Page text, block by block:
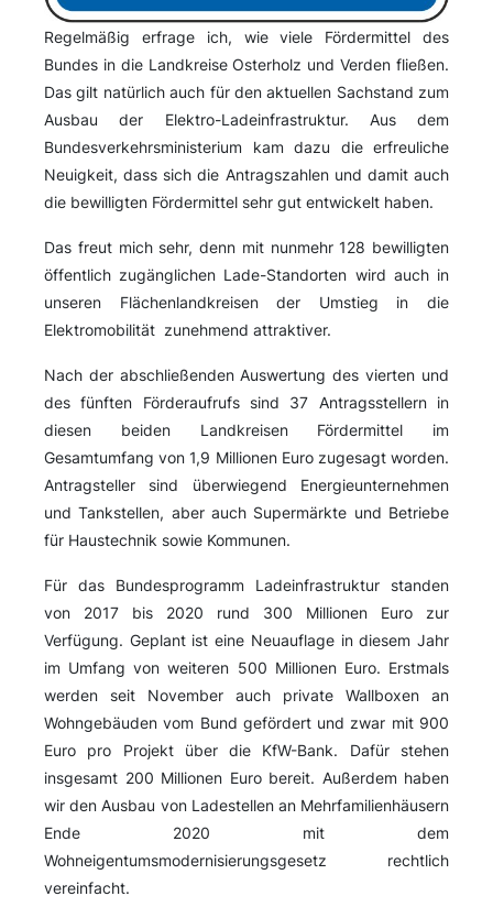
Regelmäßig erfrage ich, wie viele Fördermittel des
Bundes in die Landkreise Osterholz und Verden fließen.
Das gilt natürlich auch für den aktuellen Sachstand zum
Ausbau der Elektro-Ladeinfrastruktur. Aus dem
Bundesverkehrsministerium kam dazu die erfreuliche
Neuigkeit, dass sich die Antragszahlen und damit auch
die bewilligten Fördermittel sehr gut entwickelt haben.
Das freut mich sehr, denn mit nunmehr 128 bewilligten
öffentlich zugänglichen Lade-Standorten wird auch in
unseren Flächenlandkreisen der Umstieg in die
Elektromobilität zunehmend attraktiver.
Nach der abschließenden Auswertung des vierten und
des fünften Förderaufrufs sind 37 Antragsstellern in
diesen beiden Landkreisen Fördermittel im
Gesamtumfang von 1,9 Millionen Euro zugesagt worden.
Antragsteller sind überwiegend Energieunternehmen
und Tankstellen, aber auch Supermärkte und Betriebe
für Haustechnik sowie Kommunen.
Für das Bundesprogramm Ladeinfrastruktur standen
von 2017 bis 2020 rund 300 Millionen Euro zur
Verfügung. Geplant ist eine Neuauflage in diesem Jahr
im Umfang von weiteren 500 Millionen Euro. Erstmals
werden seit November auch private Wallboxen an
Wohngebäuden vom Bund gefördert und zwar mit 900
Euro pro Projekt über die KfW-Bank. Dafür stehen
insgesamt 200 Millionen Euro bereit. Außerdem haben
wir den Ausbau von Ladestellen an Mehrfamilienhäusern
Ende 2020 mit dem
Wohneigentumsmodernisierungsgesetz rechtlich
vereinfacht.